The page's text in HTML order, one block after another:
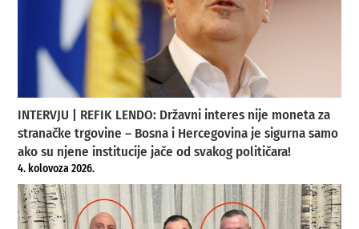
INTERVJU | REFIK LENDO: Državni interes nije moneta za
stranačke trgovine – Bosna i Hercegovina je sigurna samo
ako su njene institucije jače od svakog političara!
4. kolovoza 2026.